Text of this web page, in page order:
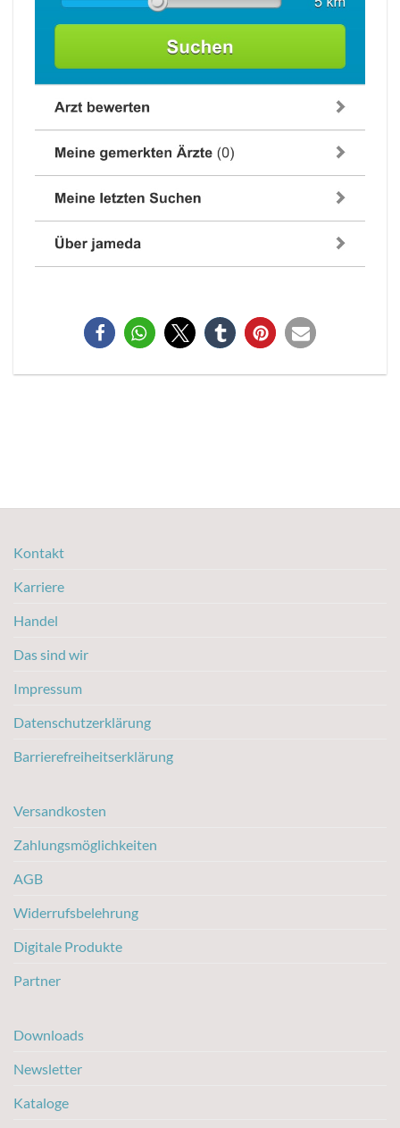
Kontakt
Karriere
Handel
Das sind wir
Impressum
Datenschutzerklärung
Barrierefreiheitserklärung
Versandkosten
Zahlungsmöglichkeiten
AGB
Widerrufsbelehrung
Digitale Produkte
Partner
Downloads
Newsletter
Kataloge